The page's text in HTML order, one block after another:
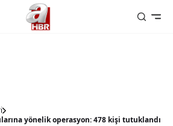
yönelik operasyon: 478 kişi tutuklandı